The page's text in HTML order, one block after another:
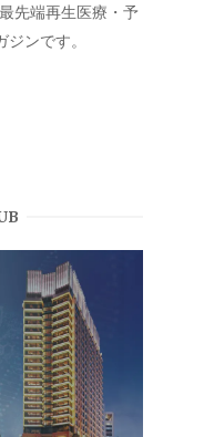
先端再生医療・予
ンです。